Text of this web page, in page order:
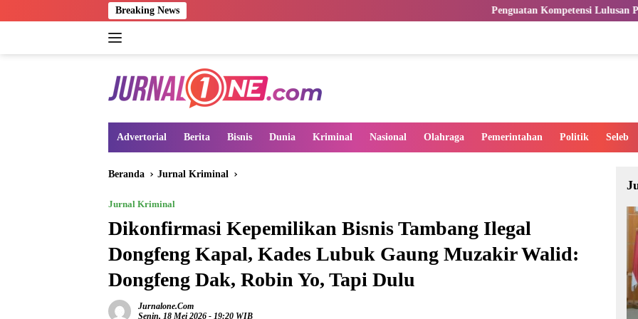
ke
Breaking News Penguatan Kompetensi Lulusan Perguruan Tinggi
Advertorial Berita Bisnis Dunia Kriminal Nasional Olahraga Pemerintahan Politik Seleb
Beranda Jurnal Kriminal
Jurnal Kriminal
Dikonfirmasi Kepemilikan Bisnis Tambang Ilegal
Dongfeng Kapal, Kades Lubuk Gaung Muzakir Walid:
Dongfeng Dak, Robin Yo, Tapi Dulu
Jurnalone.com
Senin, 18 Mei 2026 - 19:20 WIB